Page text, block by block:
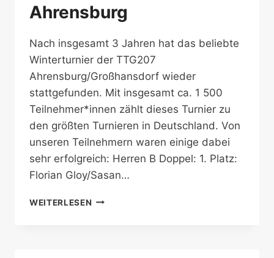
Ahrensburg
Nach insgesamt 3 Jahren hat das beliebte
Winterturnier der TTG207
Ahrensburg/Großhansdorf wieder
stattgefunden. Mit insgesamt ca. 1 500
Teilnehmer*innen zählt dieses Turnier zu
den größten Turnieren in Deutschland. Von
unseren Teilnehmern waren einige dabei
sehr erfolgreich: Herren B Doppel: 1. Platz:
Florian Gloy/Sasan…
WEITERLESEN ERGEBNISSE